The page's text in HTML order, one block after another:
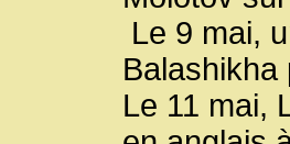
Le 9 mai,
Balashikha
Le 11 mai,